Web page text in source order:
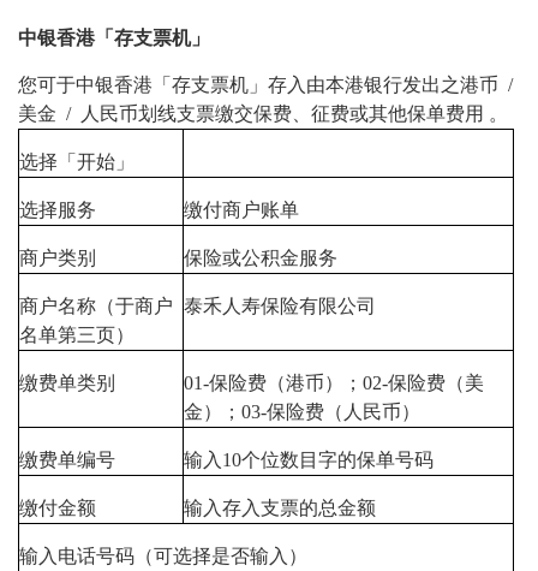
中银香港「存支票机」
您可于中银香港「存支票机」存入由本港银行发出之港币 /
美金 / 人民币划线支票缴交保费、征费或其他保单费用 。
选择「开始」
选择服务 缴付商户账单
商户类别 保险或公积金服务
商户名称（于商户
名单第三页）
泰禾人寿保险有限公司
缴费单类别
01-保险费（港币）；02-保险费（美
金）；03-保险费（人民币）
缴费单编号 输入10个位数目字的保单号码
缴付金额 输入存入支票的总金额
输入电话号码（可选择是否输入）